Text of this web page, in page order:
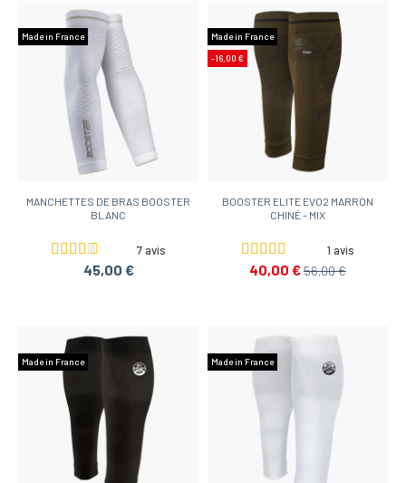
Made in France
MANCHETTES DE BRAS BOOSTER
BLANC
7 avis
45,00 €
Made in France
-16,00 €
BOOSTER ELITE EVO2 MARRON
CHINÉ - MIX
1 avis
40,00 €56,00 €
Made in France Made in France